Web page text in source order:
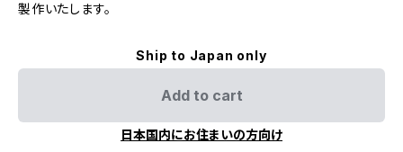
製作いたします。
Ship to Japan only
Add to cart
日本国内にお住まいの方向け